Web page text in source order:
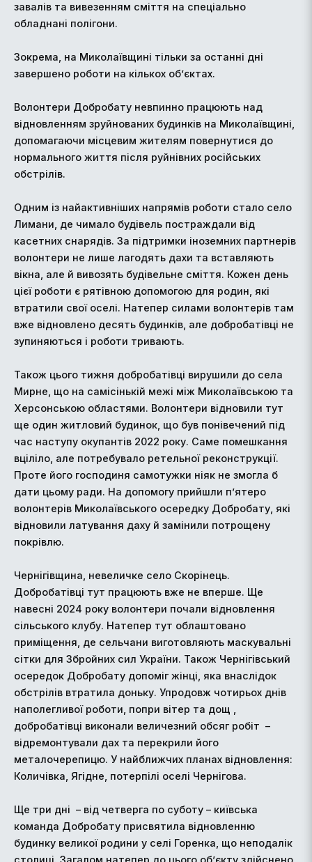
завалів та вивезенням сміття на спеціально
обладнані полігони.
Зокрема, на Миколаївщині тільки за останні дні
завершено роботи на кількох об’єктах.
Волонтери Добробату невпинно працюють над
відновленням зруйнованих будинків на Миколаївщині,
допомагаючи місцевим жителям повернутися до
нормального життя після руйнівних російських
обстрілів.
Одним із найактивніших напрямів роботи стало село
Лимани, де чимало будівель постраждали від
касетних снарядів. За підтримки іноземних партнерів
волонтери не лише лагодять дахи та вставляють
вікна, але й вивозять будівельне сміття. Кожен день
цієї роботи є рятівною допомогою для родин, які
втратили свої оселі. Натепер силами волонтерів там
вже відновлено десять будинків, але добробатівці не
зупиняються і роботи тривають.
Також цього тижня добробатівці вирушили до села
Мирне, що на самісінькій межі між Миколаївською та
Херсонською областями. Волонтери відновили тут
ще один житловий будинок, що був понівечений під
час наступу окупантів 2022 року. Саме помешкання
вціліло, але потребувало ретельної реконструкції.
Проте його господиня самотужки ніяк не змогла б
дати цьому ради. На допомогу прийшли п’ятеро
волонтерів Миколаївського осередку Добробату, які
відновили латування даху й замінили потрощену
покрівлю.
Чернігівщина, невеличке село Скорінець.
Добробатівці тут працюють вже не вперше. Ще
навесні 2024 року волонтери почали відновлення
сільського клубу. Натепер тут облаштовано
приміщення, де сельчани виготовляють маскувальні
сітки для Збройних сил України. Також Чернігівський
осередок Добробату допоміг жінці, яка внаслідок
обстрілів втратила доньку. Упродовж чотирьох днів
наполегливої роботи, попри вітер та дощ ,
добробатівці виконали величезний обсяг робіт –
відремонтували дах та перекрили його
металочерепицю. У найближчих планах відновлення:
Количівка, Ягідне, потерпілі оселі Чернігова.
Ще три дні – від четверга по суботу – київська
команда Добробату присвятила відновленню
будинку великої родини у селі Горенка, що неподалік